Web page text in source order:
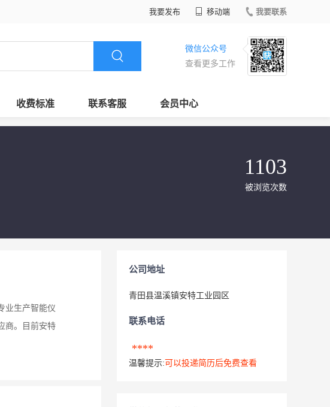
我要发布 移动端 我要联系
微信公众号
查看更多工作
收费标准 联系客服 会员中心
1103
被浏览次数
业生产智能仪
商。目前安特
公司地址
青田县温溪镇安特工业园区
联系电话
****
温馨提示: 可以投递简历后免费查看